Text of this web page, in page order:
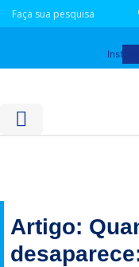
para
conteúdo
Artigo: